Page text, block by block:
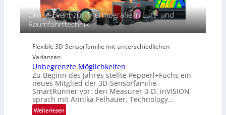
s
S
e
r
-
B
-
R
u
-
R
e
i
o
n
p
e
c
t
l
N
e
w
s
‘
Online-Event zur Thermografie in Luft- und
Raumfahrttechnik
Flexible 3D-Sensorfamilie mit unterschiedlichen
Varianten
Unbegrenzte Möglichkeiten
Zu Beginn des Jahres stellte Pepperl+Fuchs ein
neues Mitglied der 3D-Sensorfamilie
SmartRunner vor: den Measurer 3-D. inVISION
sprach mit Annika Felhauer, Technology…
Weiterlesen: